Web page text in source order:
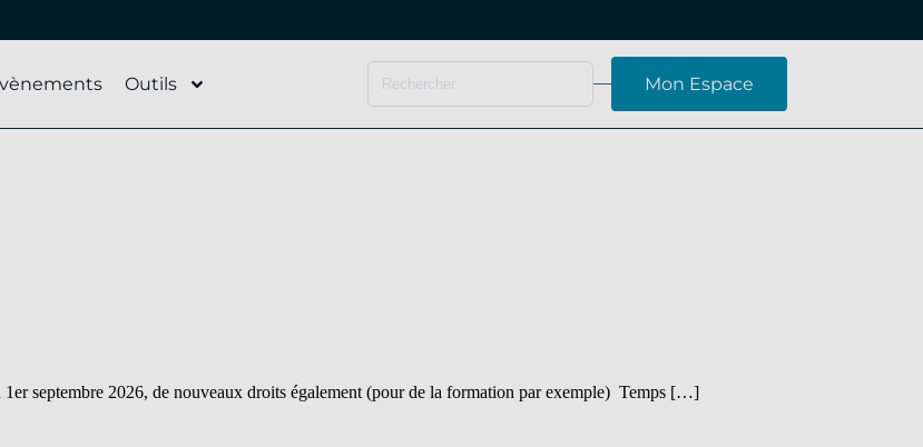
Outils Mon Espace
septembre 2026, de nouveaux droits également (pour de la formation par exemple) Temps […]